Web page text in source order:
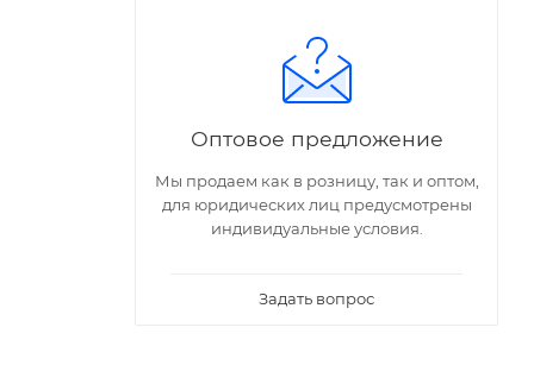
Оптовое предложение
Мы продаем как в розницу, так и оптом,
для юридических лиц предусмотрены
индивидуальные условия.
Задать вопрос